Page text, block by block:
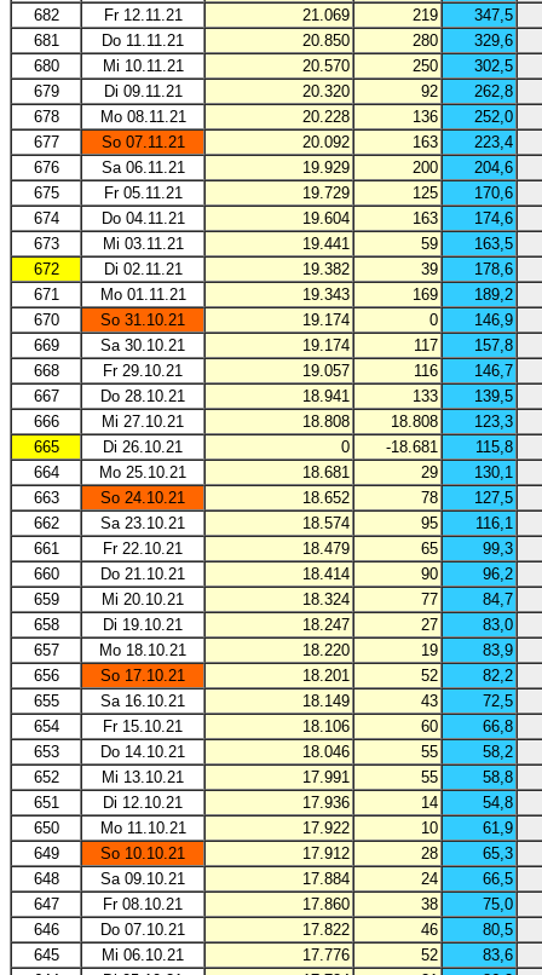
682
Fr 12.11.21 21.069 219
347,5
681
Do 11.11.21 20.850 280
329,6
680
Mi 10.11.21 20.570 250
302,5
679
Di 09.11.21 20.320 92
262,8
678
Mo 08.11.21 20.228 136
252,0
677
So 07.11.21 20.092 163
223,4
676
Sa 06.11.21 19.929 200
204,6
675
Fr 05.11.21 19.729 125
170,6
674
Do 04.11.21 19.604 163
174,6
673
Mi 03.11.21 19.441 59
163,5
672
Di 02.11.21 19.382 39
178,6
671
Mo 01.11.21 19.343 169
189,2
670
So 31.10.21 19.174 0
146,9
669
Sa 30.10.21 19.174 117
157,8
668
Fr 29.10.21 19.057 116
146,7
667
Do 28.10.21 18.941 133
139,5
666
Mi 27.10.21 18.808 18.808
123,3
665
Di 26.10.21 0 -18.681
115,8
664
Mo 25.10.21 18.681 29
130,1
663
So 24.10.21 18.652 78
127,5
662
Sa 23.10.21 18.574 95
116,1
661
Fr 22.10.21 18.479 65
99,3
660
Do 21.10.21 18.414 90
96,2
659
Mi 20.10.21 18.324 77
84,7
658
Di 19.10.21 18.247 27
83,0
657
Mo 18.10.21 18.220 19
83,9
656
So 17.10.21 18.201 52
82,2
655
Sa 16.10.21 18.149 43
72,5
654
Fr 15.10.21 18.106 60
66,8
653
Do 14.10.21 18.046 55
58,2
652
Mi 13.10.21 17.991 55
58,8
651
Di 12.10.21 17.936 14
54,8
650
Mo 11.10.21 17.922 10
61,9
649
So 10.10.21 17.912 28
65,3
648
Sa 09.10.21 17.884 24
66,5
647
Fr 08.10.21 17.860 38
75,0
646
Do 07.10.21 17.822 46
80,5
645
Mi 06.10.21 17.776 52
83,6